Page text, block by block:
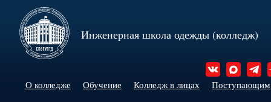
Инженерная школа одежды (колледж)
О колледже Обучение Колледж в лицах Поступающим